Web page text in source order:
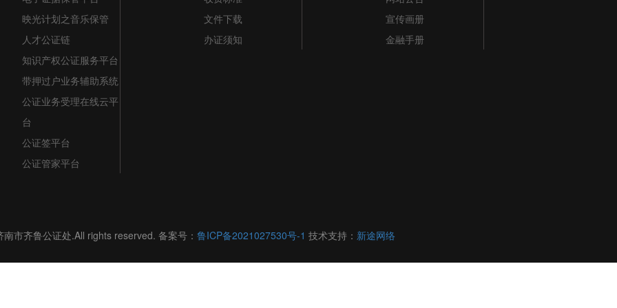
映光计划之音乐保管
人才公证链
知识产权公证服务平台
带押过户业务辅助系统
公证业务受理在线云平
台
公证签平台
公证管家平台
文件下载
办证须知
宣传画册
金融手册
市齐鲁公证处.All rights reserved. 备案号： 鲁ICP备2021027530号-1 技术支持： 新途网络